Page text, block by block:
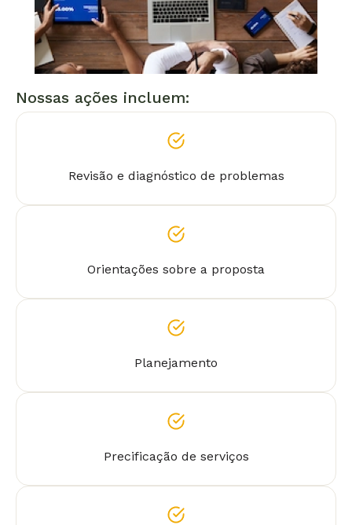
Nossas ações incluem:
Revisão e diagnóstico de problemas
Orientações sobre a proposta
Planejamento
Precificação de serviços